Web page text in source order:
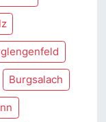
Burgsalach